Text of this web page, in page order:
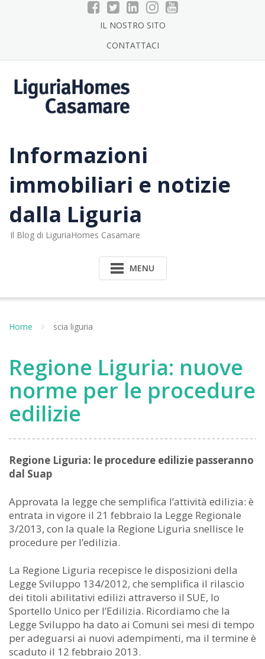
IL NOSTRO SITO
CONTATTACI
Informazioni
immobiliari e notizie
dalla Liguria
Il Blog di LiguriaHomes Casamare
MENU
Home scia liguria
Regione Liguria: nuove
norme per le procedure
edilizie
Regione Liguria: le procedure edilizie passeranno
dal Suap
Approvata la legge che semplifica l’attività edilizia: è
entrata in vigore il 21 febbraio la Legge Regionale
3/2013, con la quale la Regione Liguria snellisce le
procedure per l’edilizia.
La Regione Liguria recepisce le disposizioni della
Legge Sviluppo 134/2012, che semplifica il rilascio
dei titoli abilitativi edilizi attraverso il SUE, lo
Sportello Unico per l’Edilizia. Ricordiamo che la
Legge Sviluppo ha dato ai Comuni sei mesi di tempo
per adeguarsi ai nuovi adempimenti, ma il termine è
scaduto il 12 febbraio 2013.